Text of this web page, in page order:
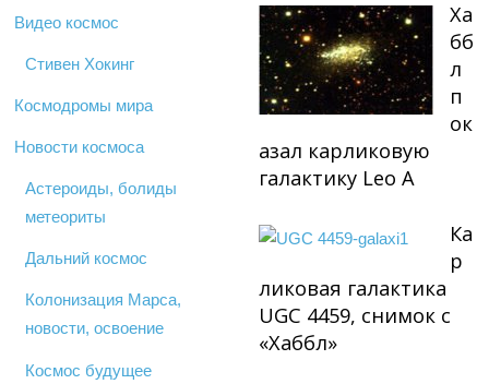
Видео космос
Стивен Хокинг
Космодромы мира
Новости космоса
Астероиды, болиды
метеориты
Дальний космос
Колонизация Марса,
новости, освоение
Космос будущее
Ха
бб
л
п
ок
азал карликовую
галактику Leo A
Ка
р
ликовая галактика
UGC 4459, снимок с
«Хаббл»